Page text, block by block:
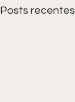
Posts recentes